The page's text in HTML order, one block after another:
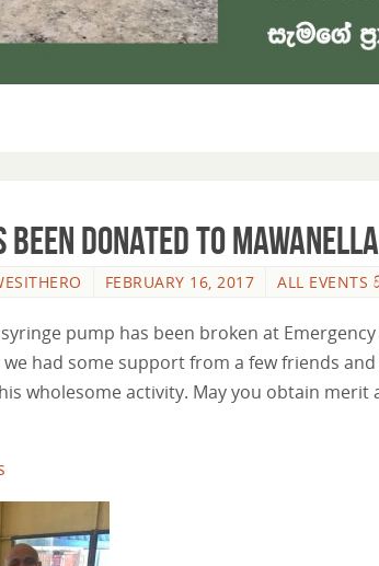
been donated to
FEBRUARY 16, 2017 ALL
pump has been broken at
had some support from a few friends
wholesome activity. May you obtain merit